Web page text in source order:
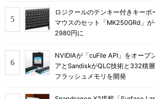
ロジクールのテンキー付きキーボ
マウスのセット「MK250GRd」
2980円に
NVIDIAが「cuFile API」をオープ
アとSandiskがQLC技術と332積
フラッシュメモリを開発